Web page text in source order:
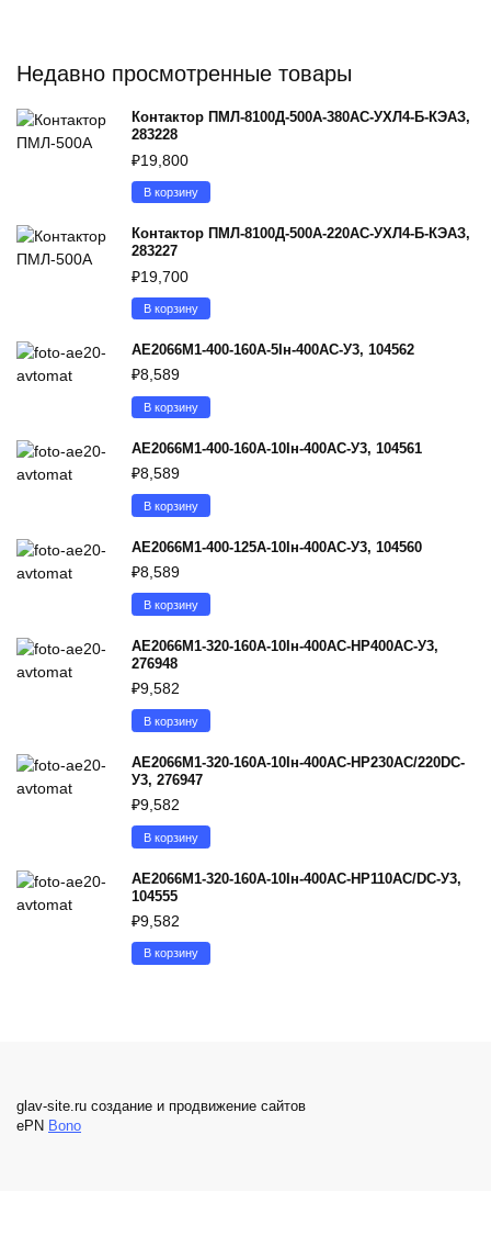
Недавно просмотренные товары
Контактор ПМЛ-8100Д-500А-380AC-УХЛ4-Б-КЭАЗ,
283228
₽19,800
В корзину
Контактор ПМЛ-8100Д-500А-220AC-УХЛ4-Б-КЭАЗ,
283227
₽19,700
В корзину
АЕ2066М1-400-160А-5Iн-400AC-У3, 104562
₽8,589
В корзину
АЕ2066М1-400-160А-10Iн-400AC-У3, 104561
₽8,589
В корзину
АЕ2066М1-400-125А-10Iн-400AC-У3, 104560
₽8,589
В корзину
АЕ2066М1-320-160А-10Iн-400AC-НР400AC-У3,
276948
₽9,582
В корзину
АЕ2066М1-320-160А-10Iн-400AC-НР230AC/220DC-
У3, 276947
₽9,582
В корзину
АЕ2066М1-320-160А-10Iн-400AC-НР110AC/DC-У3,
104555
₽9,582
В корзину
glav-site.ru создание и продвижение сайтов
ePN Bono